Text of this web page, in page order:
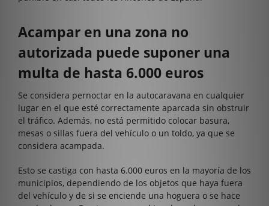
Acampar en una zona no
autorizada puede suponer una
multa de hasta 6.000 euros
Se considera pernoctar en la autocaravana en cualquier
lugar en el que esté correctamente aparcada sin obstruir
el tráfico. Además, no está permitido colocar basura,
mesas o sillas fuera del vehículo o un toldo, ya que se
considera acampada.
Esto se castiga con hasta 6.000 euros en la mayoría de los
municipios, dependiendo de los objetos que haya fuera
del vehículo y de si se enciende una hoguera o se hace